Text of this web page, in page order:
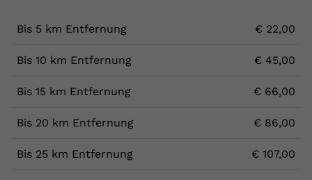
Bis 5 km Entfernung € 22,00
Bis 10 km Entfernung € 45,00
Bis 15 km Entfernung € 66,00
Bis 20 km Entfernung € 86,00
Bis 25 km Entfernung € 107,00